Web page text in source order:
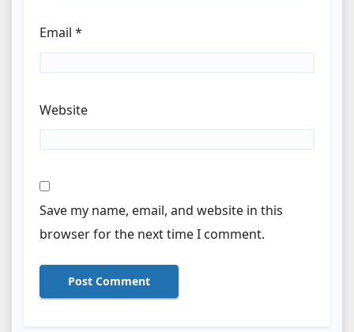
Email *
Website
Save my name, email, and website in this
browser for the next time I comment.